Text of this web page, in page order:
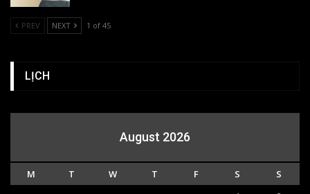
PREV NEXT 1 of 45
LỊCH
August 2026
M T W T F S
S